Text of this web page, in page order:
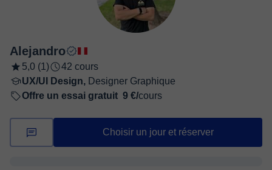
Alejandro
5,0 (1)
42 cours
UX/UI Design, Designer Graphique
Offre un essai gratuit 9 €/cours
Choisir un jour et réserver